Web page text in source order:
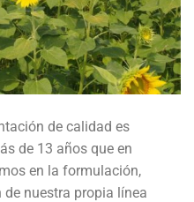
de calidad es
de 13 años que en
en la formulación,
nuestra propia línea